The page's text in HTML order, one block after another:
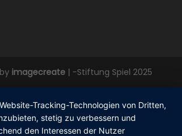
imagecreate| -Stiftung Spiel 2025
Tracking-Technologien von Dritten,
stetig zu verbessern und
den Interessen der Nutzer